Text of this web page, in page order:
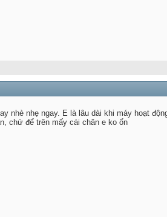
nhè nhẹ ngay. E là lâu dài khi máy hoạt
chứ để trên mấy cái chân e ko ổn